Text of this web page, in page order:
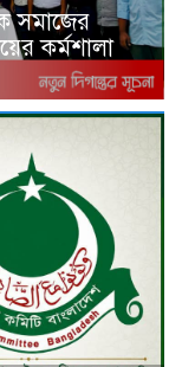
সমাজের
কর্মশালা